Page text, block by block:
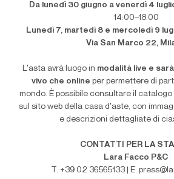
Da lunedì 30 giugno a venerdì 4
14:00–18:00
Lunedì 7, martedì 8 e mercoledì 9
Via San Marco 22,
L'asta avrà luogo in modalità live e
vivo che online per permettere di
mondo. È possibile consultare il
sul sito web della casa d'aste, con
e descrizioni dettagliate di
CONTATTI PER LA
Lara Facco P&C
T. +39 02 36565133 | E.